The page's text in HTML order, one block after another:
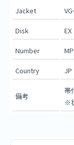
Jacket
Disk EX
Number
Country JP
備考
帯
※